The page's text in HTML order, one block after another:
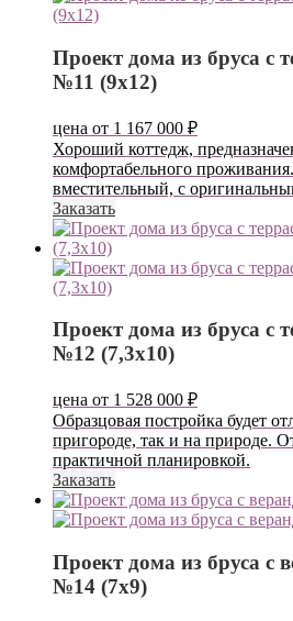
Проект дома из бруса с
№11 (9х12)
цена от 1 167 000 ₽
Хороший коттедж,
комфортабельного
вместительный, с
Заказать
Проект дома из бруса с
№12 (7,3х10)
цена от 1 528 000 ₽
Образцовая постройка будет
пригороде, так и на природе.
практичной планировкой.
Заказать
Проект дома из бруса с
№14 (7х9)